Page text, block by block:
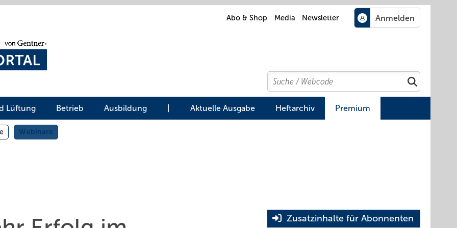
Abo & Shop Media Newsletter
Search
Suchen
Lüftung Betrieb Ausbildung Aktuelle Ausgabe Heftarchiv Premium
Webinare
Zusatzinhalte für Abonnenten